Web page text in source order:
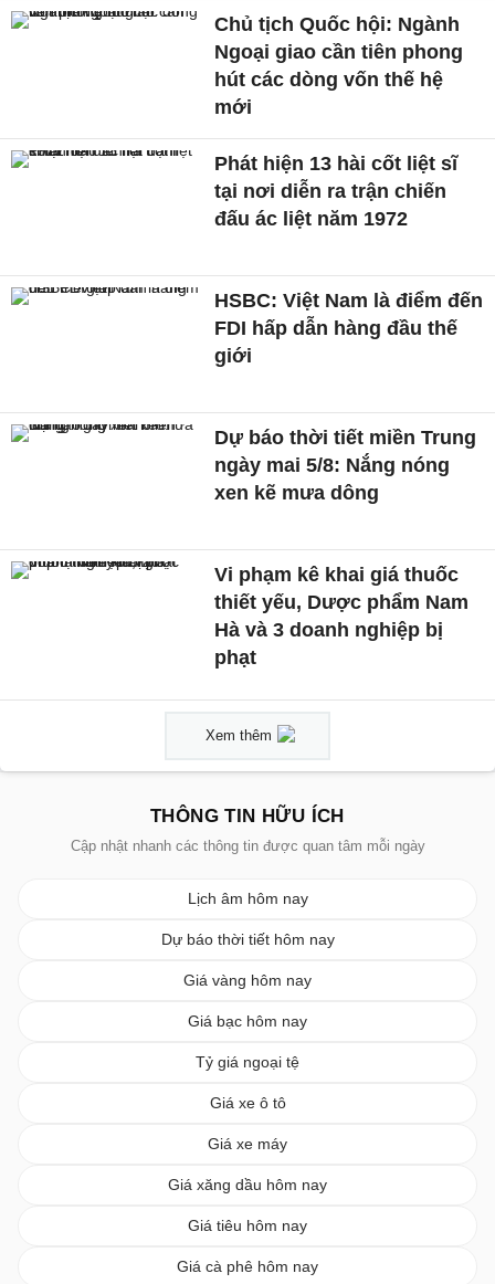
Chủ tịch Quốc hội: Ngành
Ngoại giao cần tiên phong
hút các dòng vốn thế hệ
mới
Phát hiện 13 hài cốt liệt sĩ
tại nơi diễn ra trận chiến
đấu ác liệt năm 1972
HSBC: Việt Nam là điểm đến
FDI hấp dẫn hàng đầu thế
giới
Dự báo thời tiết miền Trung
ngày mai 5/8: Nắng nóng
xen kẽ mưa dông
Vi phạm kê khai giá thuốc
thiết yếu, Dược phẩm Nam
Hà và 3 doanh nghiệp bị
phạt
Xem thêm
THÔNG TIN HỮU ÍCH
Cập nhật nhanh các thông tin được quan tâm mỗi ngày
Lịch âm hôm nay
Dự báo thời tiết hôm nay
Giá vàng hôm nay
Giá bạc hôm nay
Tỷ giá ngoại tệ
Giá xe ô tô
Giá xe máy
Giá xăng dầu hôm nay
Giá tiêu hôm nay
Giá cà phê hôm nay